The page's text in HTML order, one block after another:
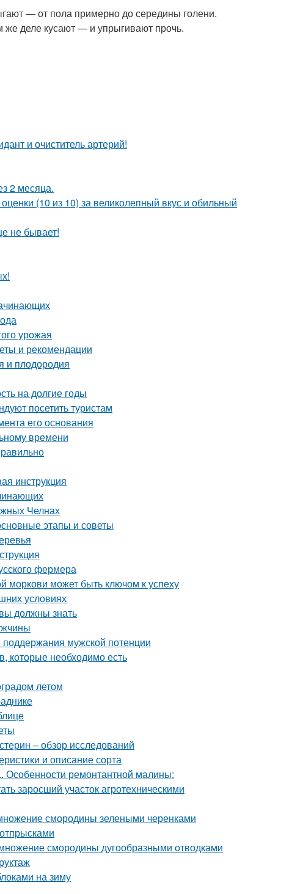
— от пола примерно до середины голени.
же деле кусают — и упрыгивают прочь.
и очиститель артерий!
2 месяца.
(10 из 10) за великолепный вкус и обильный
не бывает!
урожая
и рекомендации
и плодородия
на долгие годы
посетить туристам
его основания
времени
инструкция
Челнах
этапы и советы
фермера
может быть ключом к успеху
условиях
должны знать
мужской потенции
которые необходимо есть
летом
– обзор исследований
и описание сорта
ремонтантной малины:
заросший участок агротехническими
смородины зелеными черенками
смородины дугообразными отводками
на зиму